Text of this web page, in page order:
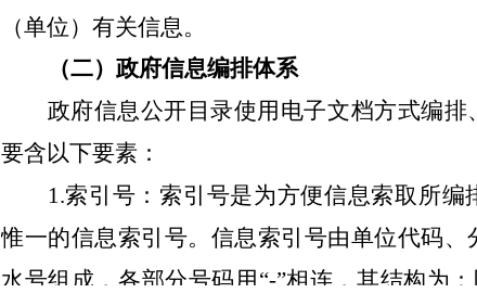
（单位）有关信息。
（二）政府信息编排体系
政府信息公开目录使用电子文档方式编
要含以下要素：
1.索引号：索引号是为方便信息索取所编
惟一的信息索引号。信息索引号由单位代码
水号组成，各部分号码用“-”相连，其结构为